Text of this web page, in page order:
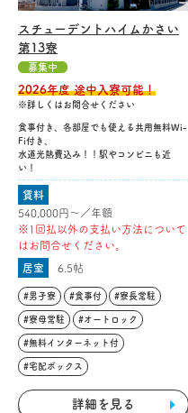
スチューデントハイムかさい
第13寮
募集中
2026年度 途中入寮可能！
※詳しくはお問合せください
食事付き、各部屋でも使える共用無料Wi-
Fi付き、
水道光熱費込み！！駅やコンビニも近
い！
賃料
540,000円〜／年額
※1回払以外の支払い方法について
はお問合せください。
居室 6.5帖
#男子寮 #食事付 #寮長常駐
#寮母常駐 #オートロック
#無料インターネット付
#宅配ボックス
詳細を見る